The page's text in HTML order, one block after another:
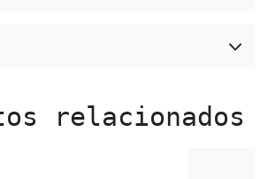
relacionados